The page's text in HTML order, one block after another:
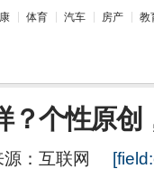
体育 汽车 房产 教
？个性原创
： 互联网